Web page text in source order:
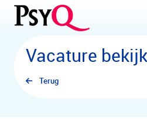
Overslaan en naar hoofdinhoud
Vacature
Terug